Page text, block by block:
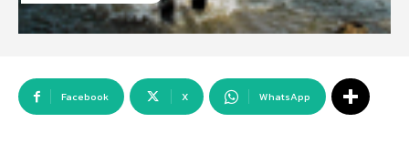
Facebook X WhatsApp